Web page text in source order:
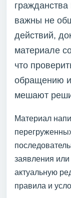
важны не
действий,
материале
что
обращению и
мешают
Материал
заявления
актуальную
правила и